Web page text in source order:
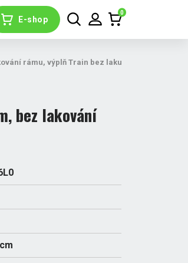
E-shop
0
rámu, výplň Train bez laku
bez lakování